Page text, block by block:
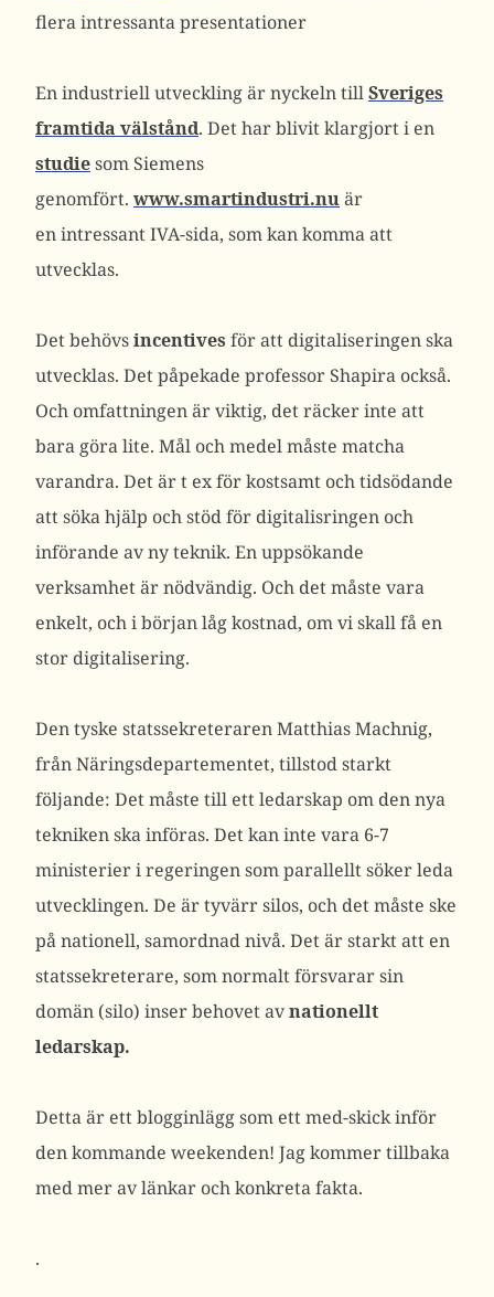
flera intressanta presentationer
En industriell utveckling är nyckeln tillSveriges
framtida välstånd. Det har blivit klargjort i en
studiesom Siemens
genomfört. www.smartindustri.nuär
en intressant IVA-sida, som kan komma att
utvecklas.
Det behövsincentives för att digitaliseringen ska
utvecklas. Det påpekade professor Shapira också.
Och omfattningen är viktig, det räcker inte att
bara göra lite. Mål och medel måste matcha
varandra. Det är t ex för kostsamt och tidsödande
att söka hjälp och stöd för digitalisringen och
införande av ny teknik. En uppsökande
verksamhet är nödvändig. Och det måste vara
enkelt, och i början låg kostnad, om vi skall få en
stor digitalisering.
Den tyske statssekreteraren Matthias Machnig,
från Näringsdepartementet, tillstod starkt
följande: Det måste till ett ledarskap om den nya
tekniken ska införas. Det kan inte vara 6-7
ministerier i regeringen som parallellt söker leda
utvecklingen. De är tyvärr silos, och det måste ske
på nationell, samordnad nivå. Det är starkt att en
statssekreterare, som normalt försvarar sin
domän (silo) inser behovet avnationellt
ledarskap.
Detta är ett blogginlägg som ett med-skick inför
den kommande weekenden! Jag kommer tillbaka
med mer av länkar och konkreta fakta.
.